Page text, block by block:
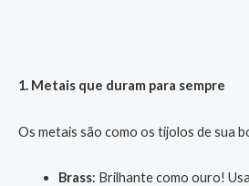
1. Metais que duram para sempre
Os metais são como os tijolos de sua
Brass: Brilhante como ouro!